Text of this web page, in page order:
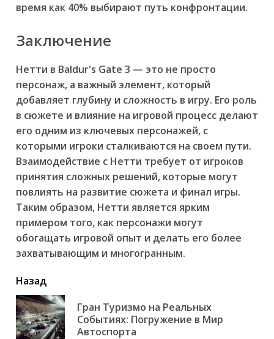
время как 40% выбирают путь конфронтации.
Заключение
Нетти в Baldur's Gate 3 — это не просто
персонаж, а важный элемент, который
добавляет глубину и сложность в игру. Его роль
в сюжете и влияние на игровой процесс делают
его одним из ключевых персонажей, с
которыми игроки сталкиваются на своем пути.
Взаимодействие с Нетти требует от игроков
принятия сложных решений, которые могут
повлиять на развитие сюжета и финал игры.
Таким образом, Нетти является ярким
примером того, как персонажи могут
обогащать игровой опыт и делать его более
захватывающим и многогранным.
читать
еще
Назад
Гран Туризмо на Реальных
Событиях: Погружение в Мир
Автоспорта